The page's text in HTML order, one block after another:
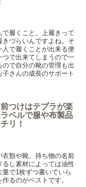
履くこと。上履きって
づらいんですよね。そ
で履くことが出来る便
で出来てしまうので一
で自分の靴の管理も出
さんの成長のサポート
つけはテプラが楽
ベルで服や布製品
リ！
類や靴、持ち物の名前
し素材によっては油性
で1枚ずつ書いていら
るのがベストです。